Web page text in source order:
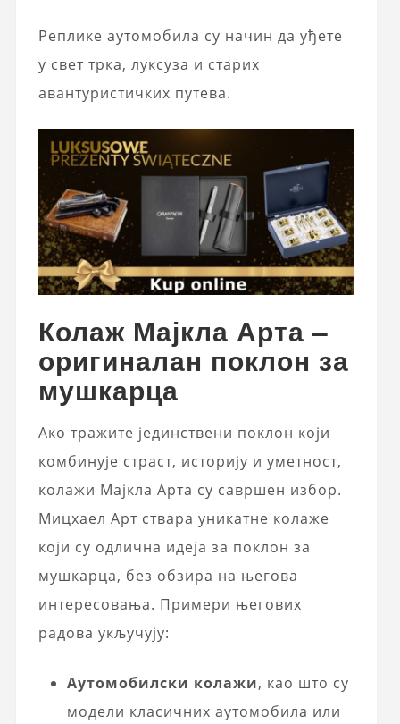
Реплике аутомобила су начин да уђете
у свет трка, луксуза и старих
авантуристичких путева.
Колаж Мајкла Арта –
оригиналан поклон за
мушкарца
Ако тражите јединствени поклон који
комбинује страст, историју и уметност,
колажи Мајкла Арта су савршен избор.
Мицхаел Арт ствара уникатне колаже
који су одлична идеја за поклон за
мушкарца, без обзира на његова
интересовања. Примери његових
радова укључују:
Аутомобилски колажи, као што су
модели класичних аутомобила или